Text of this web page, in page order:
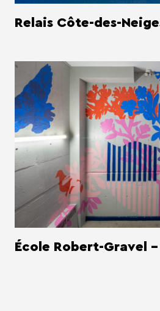
Relais Côte-des-
École Robert-Gravel -